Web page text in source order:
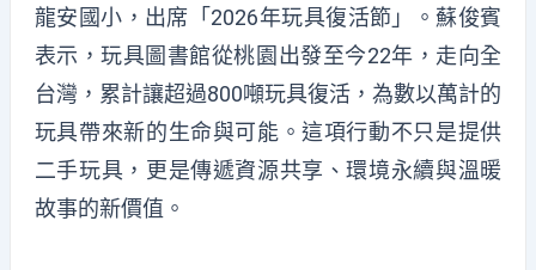
龍安國小，出席「2026年玩具復活節」。蘇俊賓
表示，玩具圖書館從桃園出發至今22年，走向全
台灣，累計讓超過800噸玩具復活，為數以萬計的
玩具帶來新的生命與可能。這項行動不只是提供
二手玩具，更是傳遞資源共享、環境永續與溫暖
故事的新價值。